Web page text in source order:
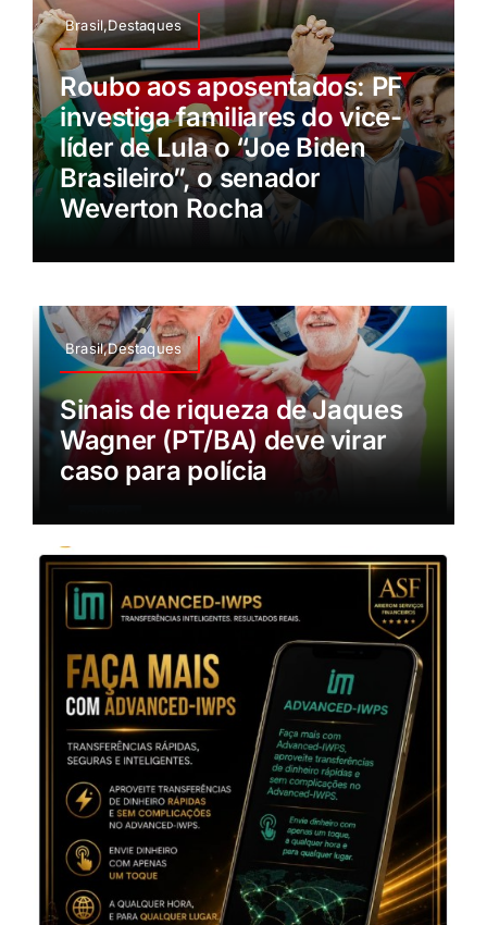
Brasil,Destaques
Roubo aos aposentados: PF
investiga familiares do vice-
líder de Lula o “Joe Biden
Brasileiro”, o senador
Weverton Rocha
Brasil,Destaques
Sinais de riqueza de Jaques
Wagner (PT/BA) deve virar
caso para polícia